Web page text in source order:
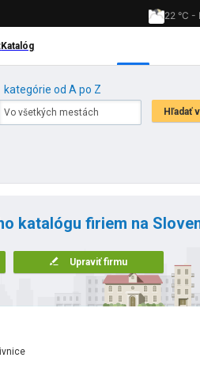
kategórie od A po Z
katalógu firiem na
Upraviť firmu